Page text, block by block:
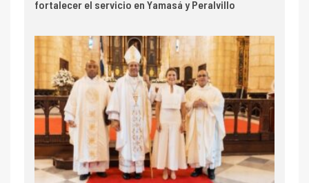
fortalecer el servicio en Yamasá y Peralvillo